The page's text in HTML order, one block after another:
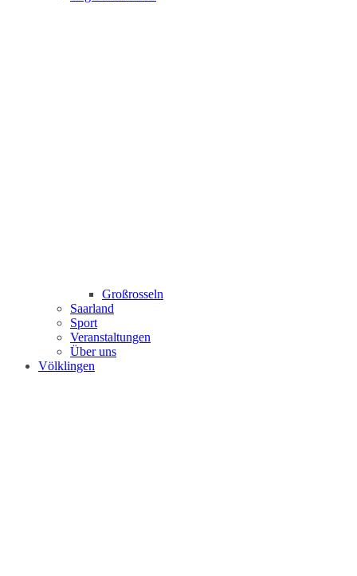
Großrosseln
Saarland
Sport
Veranstaltungen
Über uns
Völklingen